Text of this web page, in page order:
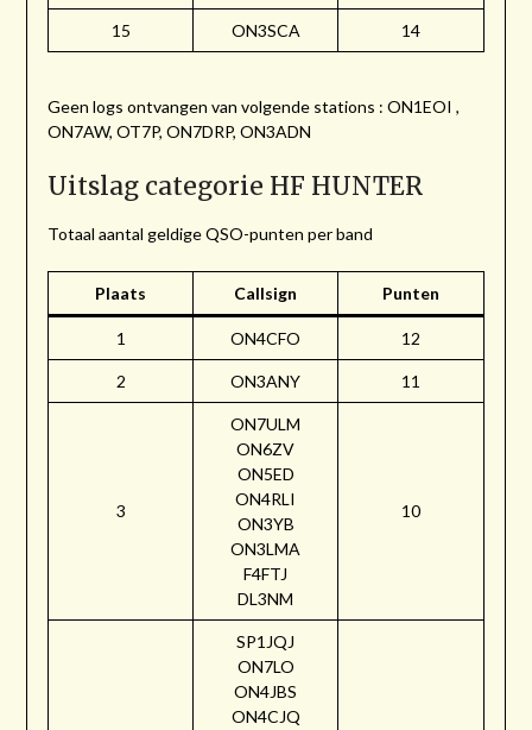
15 ON3SCA 14
Geen logs ontvangen van volgende stations : ON1EOI ,
ON7AW, OT7P, ON7DRP, ON3ADN
Uitslag categorie HF HUNTER
Totaal aantal geldige QSO-punten per band
Plaats Callsign Punten
1 ON4CFO 12
2 ON3ANY 11
3
ON7ULM
ON6ZV
ON5ED
ON4RLI
ON3YB
ON3LMA
F4FTJ
DL3NM
10
SP1JQJ
ON7LO
ON4JBS
ON4CJQ